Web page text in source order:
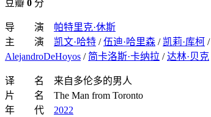
豆瓣 0 分
导 演 帕特里克·休斯
主 演 凯文·哈特 /伍迪·哈里森 / 凯莉·库柯 /
AlejandroDeHoyos / 简卡洛斯·卡纳拉 /达林·贝克
译 名 来自多伦多的男人
片 名 The Man from Toronto
年 代 2022